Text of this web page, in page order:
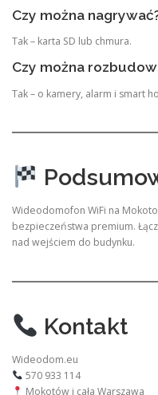
Czy można
Tak – karta SD lub chmura.
Czy można
Tak – o kamery, alarm i smart
Wideodomofon WiFi na
bezpieczeństwa premium.
nad wejściem do budynku.
Kontakt
Wideodom.eu
570 933 114
Mokotów i cała Warszawa